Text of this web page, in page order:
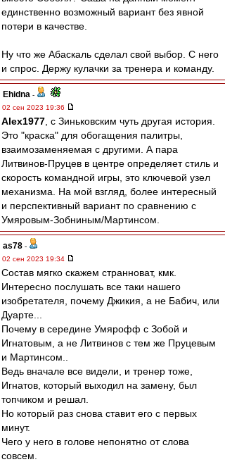
единственно возможный вариант без явной
потери в качестве.
Ну что же Абаскаль сделал свой выбор. С него
и спрос. Держу кулачки за тренера и команду.
Ehidna -
02 сен 2023 19:36
Alex1977 , с Зиньковским чуть другая история.
Это "краска" для обогащения палитры,
взаимозаменяемая с другими. А пара
Литвинов-Пруцев в центре определяет стиль и
скорость командной игры, это ключевой узел
механизма. На мой взгляд, более интересный
и перспективный вариант по сравнению с
Умяровым-Зобниным/Мартинсом.
as78 -
02 сен 2023 19:34
Состав мягко скажем странноват, кмк.
Интересно послушать все таки нашего
изобретателя, почему Джикия, а не Бабич, или
Дуарте...
Почему в середине Умярофф с Зобой и
Игнатовым, а не Литвинов с тем же Пруцевым
и Мартинсом..
Ведь вначале все видели, и тренер тоже,
Игнатов, который выходил на замену, был
топчиком и решал.
Но который раз снова ставит его с первых
минут.
Чего у него в голове непонятно от слова
совсем.